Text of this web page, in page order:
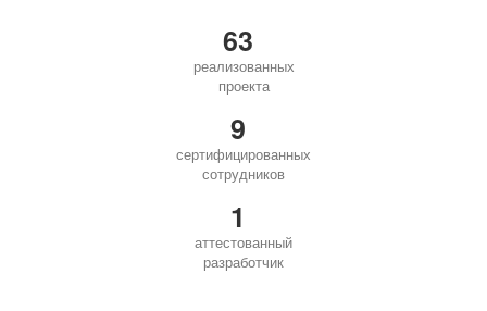
63
реализованных
проекта
9
сертифицированных
сотрудников
1
аттестованный
разработчик